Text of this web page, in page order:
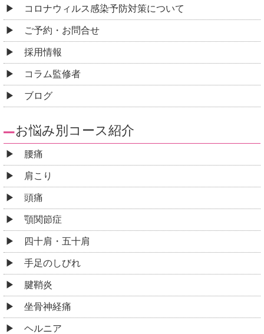
コロナウィルス感染予防対策について
ご予約・お問合せ
採用情報
コラム監修者
ブログ
お悩み別コース紹介
腰痛
肩こり
頭痛
顎関節症
四十肩・五十肩
手足のしびれ
腱鞘炎
坐骨神経痛
ヘルニア